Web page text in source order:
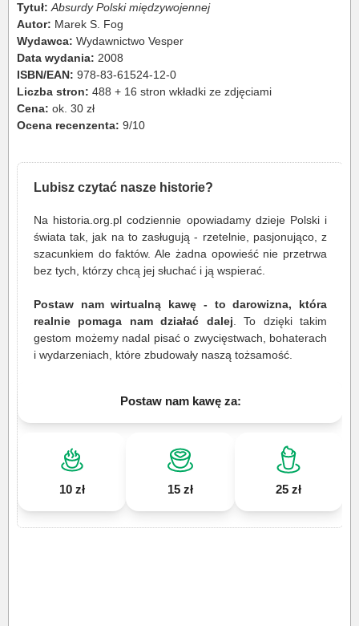
Tytuł: Absurdy Polski międzywojennej
Autor: Marek S. Fog
Wydawca: Wydawnictwo Vesper
Data wydania: 2008
ISBN/EAN: 978-83-61524-12-0
Liczba stron: 488 + 16 stron wkładki ze zdjęciami
Cena: ok. 30 zł
Ocena recenzenta: 9/10
Lubisz czytać nasze historie?
Na historia.org.pl codziennie opowiadamy dzieje Polski i
świata tak, jak na to zasługują - rzetelnie, pasjonująco, z
szacunkiem do faktów. Ale żadna opowieść nie przetrwa
bez tych, którzy chcą jej słuchać i ją wspierać.
Postaw nam wirtualną kawę - to darowizna, która
realnie pomaga nam działać dalej . To dzięki takim
gestom możemy nadal pisać o zwycięstwach, bohaterach
i wydarzeniach, które zbudowały naszą tożsamość.
Postaw nam kawę za:
10 zł 15 zł 25 zł